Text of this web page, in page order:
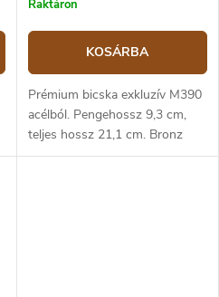
Raktáron
KOSÁRBA
Prémium bicska exkluzív M390
acélból. Pengehossz 9,3 cm,
teljes hossz 21,1 cm. Bronz
titánium markolat. Keretzár,